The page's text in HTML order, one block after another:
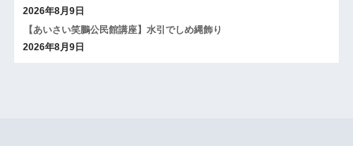
2026年8月9日
【あいさい笑鵬公民館講座】水引でしめ縄飾り
2026年8月9日